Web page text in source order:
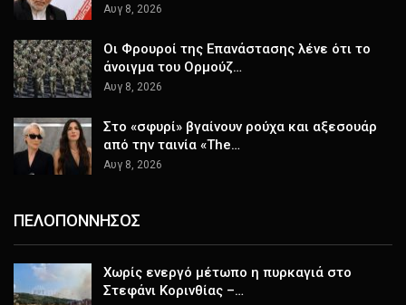
Αυγ 8, 2026
Οι Φρουροί της Επανάστασης λένε ότι το
άνοιγμα του Ορμούζ…
Αυγ 8, 2026
Στο «σφυρί» βγαίνουν ρούχα και αξεσουάρ
από την ταινία «The…
Αυγ 8, 2026
ΠΕΛΟΠΟΝΝΗΣΟΣ
Χωρίς ενεργό μέτωπο η πυρκαγιά στο
Στεφάνι Κορινθίας –…